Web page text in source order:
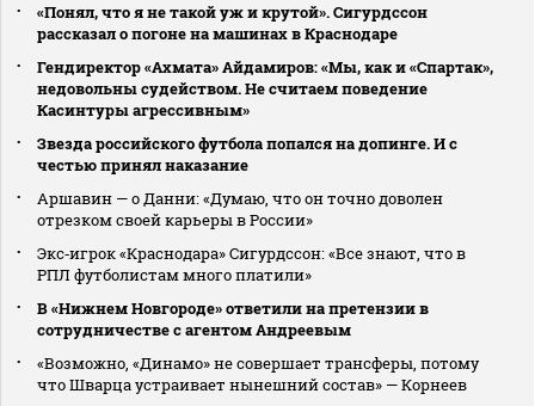
«Понял, что я не такой уж и крутой». Сигурдссон
рассказал о погоне на машинах в Краснодаре
Гендиректор «Ахмата» Айдамиров: «Мы, как и «Спартак»,
недовольны судейством. Не считаем поведение
Касинтуры агрессивным»
Звезда российского футбола попался на допинге. И с
честью принял наказание
Аршавин — о Данни: «Думаю, что он точно доволен
отрезком своей карьеры в России»
Экс‑игрок «Краснодара» Сигурдссон: «Все знают, что в
РПЛ футболистам много платили»
В «Нижнем Новгороде» ответили на претензии в
сотрудничестве с агентом Андреевым
«Возможно, «Динамо» не совершает трансферы, потому
что Шварца устраивает нынешний состав» — Корнеев